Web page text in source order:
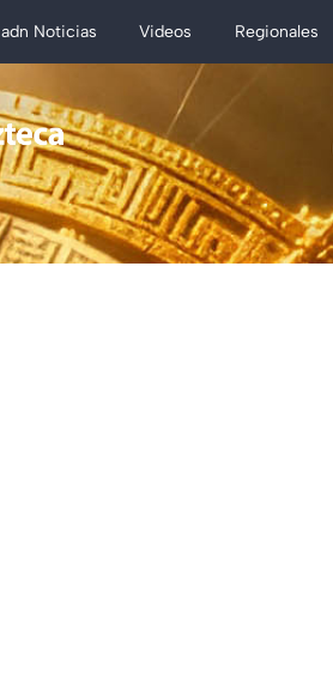
adn Noticias Videos Regionales